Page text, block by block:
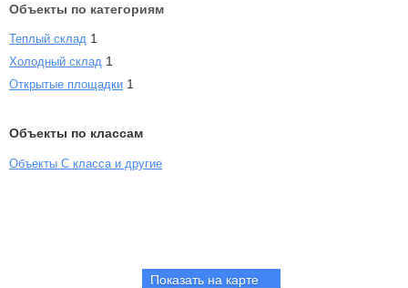
Объекты по категориям
Теплый склад 1
Холодный склад 1
Открытые площадки 1
Объекты по классам
Объекты С класса и другие
Показать на карте